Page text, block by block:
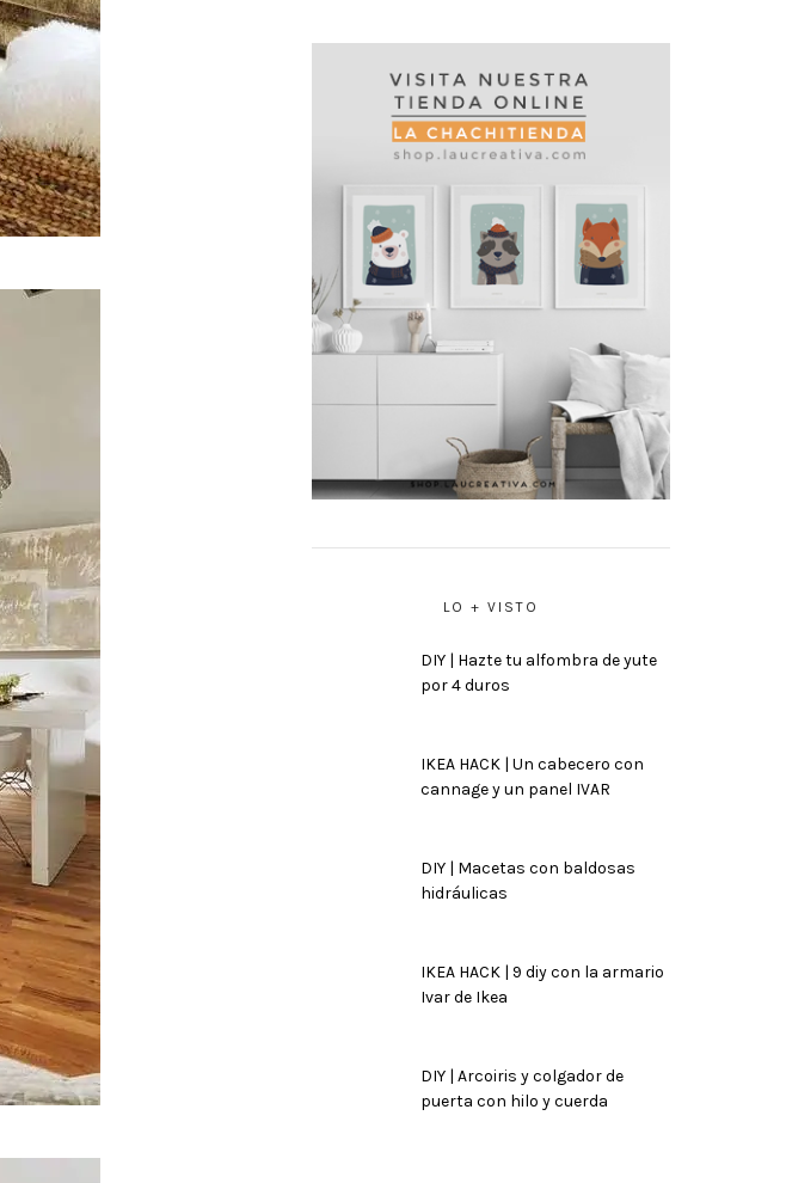
LO + VISTO
DIY | Hazte tu alfombra de yute
por 4 duros
IKEA HACK | Un cabecero con
cannage y un panel IVAR
DIY | Macetas con baldosas
hidráulicas
IKEA HACK | 9 diy con la armario
Ivar de Ikea
DIY | Arcoiris y colgador de
puerta con hilo y cuerda